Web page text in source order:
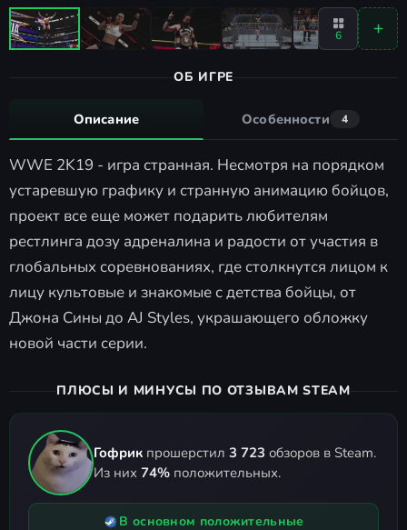
6
ОБ ИГРЕ
Описание Особенности 4
WWE 2K19 - игра странная. Несмотря на порядком
устаревшую графику и странную анимацию бойцов,
проект все еще может подарить любителям
рестлинга дозу адреналина и радости от участия в
глобальных соревнованиях, где столкнутся лицом к
лицу культовые и знакомые с детства бойцы, от
Джона Сины до AJ Styles, украшающего обложку
новой части серии.
ПЛЮСЫ И МИНУСЫ ПО ОТЗЫВАМ STEAM
Гофрик прошерстил 3 723 обзоров в Steam.
Из них 74% положительных.
В основном положительные